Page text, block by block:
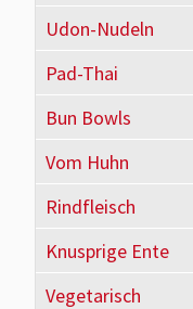
Udon-Nudeln
Pad-Thai
Bun Bowls
Vom Huhn
Rindfleisch
Knusprige Ente
Vegetarisch